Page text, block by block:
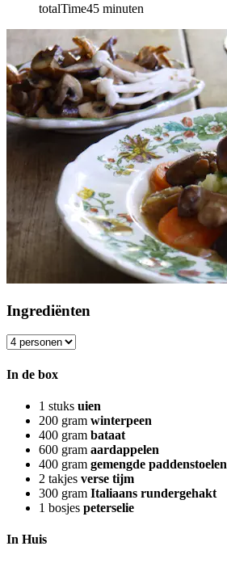
totalTime45 minuten
Ingrediënten
In de box
1 stuks uien
200 gram winterpeen
400 gram bataat
600 gram aardappelen
400 gram gemengde paddenstoelen
2 takjes verse tijm
300 gram Italiaans rundergehakt
1 bosjes peterselie
In Huis